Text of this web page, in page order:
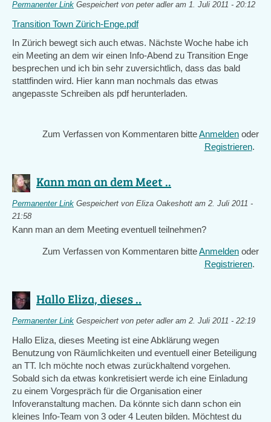
Permanenter Link Gespeichert von peter adleram 1. Juli 2011 - 20:12
Transition Town Zürich-Enge.pdf
In Zürich bewegt sich auch etwas. Nächste Woche habe ich
ein Meeting an dem wir einen Info-Abend zu Transition Enge
besprechen und ich bin sehr zuversichtlich, dass das bald
stattfinden wird. Hier kann man nochmals das etwas
angepasste Schreiben als pdf herunterladen.
Zum Verfassen von Kommentaren bitteAnmelden oder
Registrieren.
Kann man an dem Meet ..
Permanenter Link Gespeichert von Eliza Oakeshott am 2. Juli 2011 -
21:58
Kann man an dem Meeting eventuell teilnehmen?
Zum Verfassen von Kommentaren bitteAnmelden oder
Registrieren.
Hallo Eliza, dieses ..
Permanenter Link Gespeichert von peter adleram 2. Juli 2011 - 22:19
Hallo Eliza, dieses Meeting ist eine Abklärung wegen
Benutzung von Räumlichkeiten und eventuell einer Beteiligung
an TT. Ich möchte noch etwas zurückhaltend vorgehen.
Sobald sich da etwas konkretisiert werde ich eine Einladung
zu einem Vorgespräch für die Organisation einer
Infoveranstaltung machen. Da könnte sich dann schon ein
kleines Info-Team von 3 oder 4 Leuten bilden. Möchtest du